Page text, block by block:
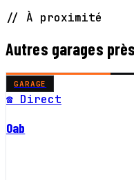
// À proximité
Autres garages
GARAGE
☎ Direct
Oab